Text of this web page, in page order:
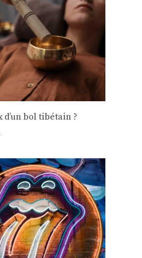
bol tibétain ?